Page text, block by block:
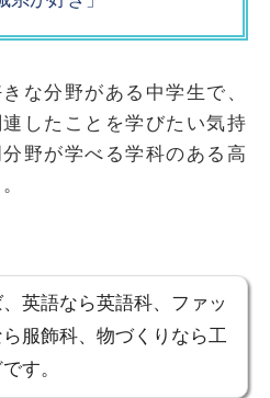
な分野がある中学生で、
したことを学びたい気持
野が学べる学科のある高
英語なら英語科、ファッ
ら服飾科、物づくりなら工
す。